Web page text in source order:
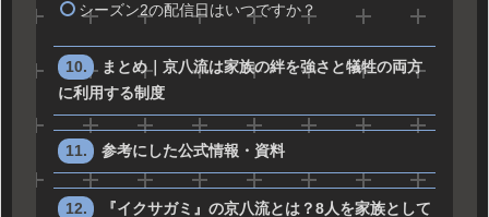
シーズン2の配信日はいつですか？
まとめ｜京八流は家族の絆を強さと犠牲の両方
に利用する制度
参考にした公式情報・資料
『イクサガミ』の京八流とは？8人を家族として